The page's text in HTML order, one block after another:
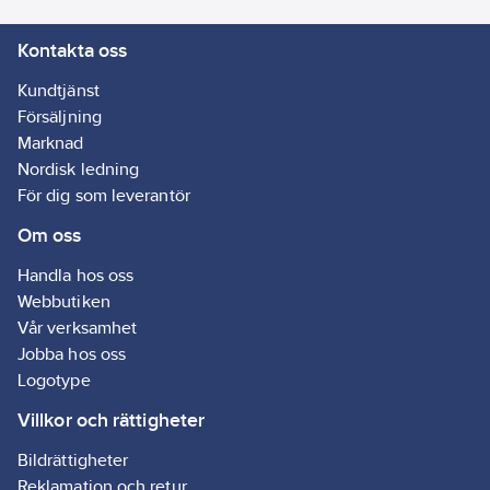
artikelnr:
Materialklass G891
Kontakta oss
Kundtjänst
Försäljning
Marknad
Nordisk ledning
För dig som leverantör
Om oss
Handla hos oss
Webbutiken
Vår verksamhet
Jobba hos oss
Logotype
Villkor och rättigheter
Bildrättigheter